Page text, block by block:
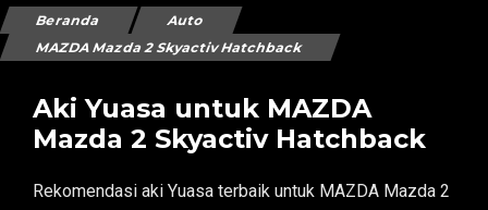
Beranda
Auto
MAZDA Mazda 2 Skyactiv Hatchback
Aki Yuasa untuk MAZDA
Mazda 2 Skyactiv Hatchback
Rekomendasi aki Yuasa terbaik untuk MAZDA Mazda 2